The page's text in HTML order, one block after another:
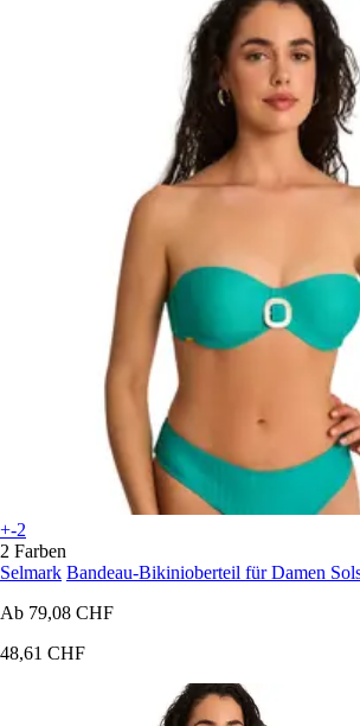
+-2
2 Farben
Selmark Bandeau-Bikinioberteil für Damen
Ab 79,08 CHF
48,61 CHF